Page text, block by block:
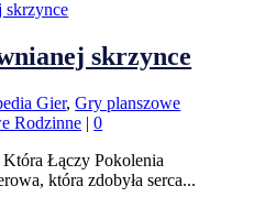
skrzynce
Gier,Gry planszowe
Rodzinne |0
Łączy Pokolenia
która zdobyła serca...